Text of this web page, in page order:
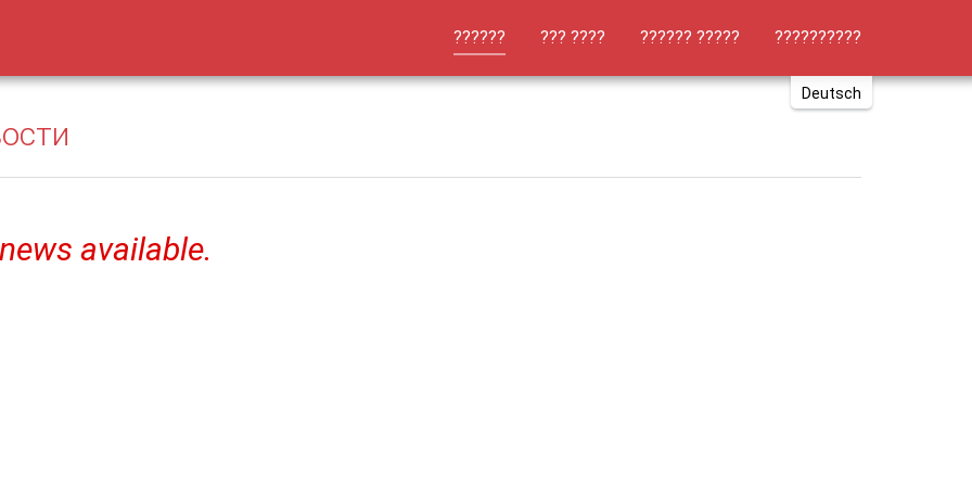
?????? (current)??? ???? ?????? ????? ??????????
Deutsch
available.